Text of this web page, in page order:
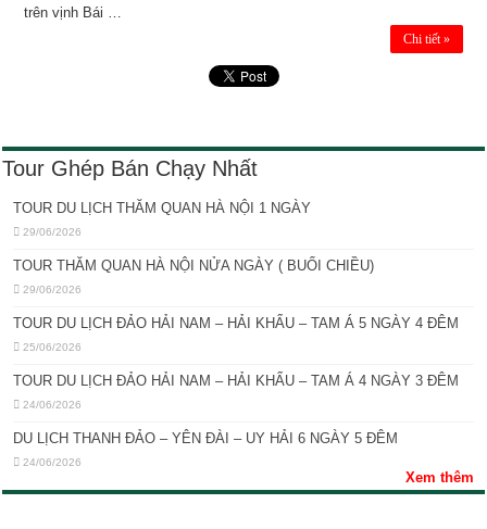
trên vịnh Bái …
Chi tiết »
Tour Ghép Bán Chạy Nhất
TOUR DU LỊCH THĂM QUAN HÀ NỘI 1 NGÀY
29/06/2026
TOUR THĂM QUAN HÀ NỘI NỬA NGÀY ( BUỔI CHIỀU)
29/06/2026
TOUR DU LỊCH ĐẢO HẢI NAM – HẢI KHẨU – TAM Á 5 NGÀY 4 ĐÊM
25/06/2026
TOUR DU LỊCH ĐẢO HẢI NAM – HẢI KHẨU – TAM Á 4 NGÀY 3 ĐÊM
24/06/2026
DU LỊCH THANH ĐẢO – YÊN ĐÀI – UY HẢI 6 NGÀY 5 ĐÊM
24/06/2026
Xem thêm